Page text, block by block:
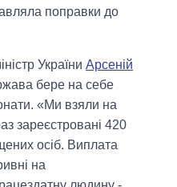
поправки до
України Арсеній
бере на себе
«Ми взяли на
зареєстровані 420
осіб. Виплата
на